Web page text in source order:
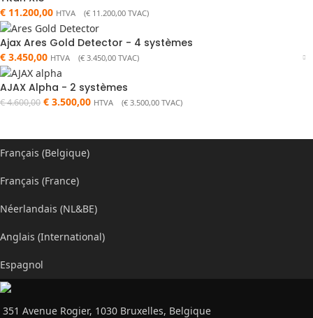
€ 11.200,00 HTVA (€ 11.200,00 TVAC)
Ajax Ares Gold Detector - 4 systèmes
€ 3.450,00 HTVA (€ 3.450,00 TVAC)
AJAX Alpha - 2 systèmes
€4.600,00 € 3.500,00 HTVA (€ 3.500,00 TVAC)
Français (Belgique)
Français (France)
Néerlandais (NL&BE)
Anglais (International)
Espagnol
351 Avenue Rogier, 1030 Bruxelles, Belgique